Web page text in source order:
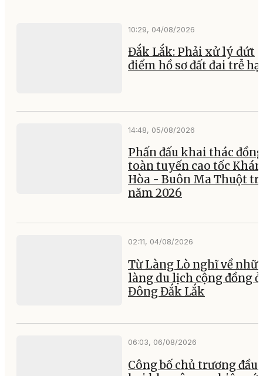
10:29, 04/08/2026
Đắk Lắk: Phải xử lý dứt
điểm hồ sơ đất đai trễ
14:48, 05/08/2026
Phấn đấu khai thác
toàn tuyến cao tốc
Hòa - Buôn Ma Thuột
năm 2026
02:11, 04/08/2026
Từ Làng Lò nghĩ về
làng du lịch cộng đồng ở
Đông Đắk Lắk
06:03, 06/08/2026
Công bố chủ trương đầu